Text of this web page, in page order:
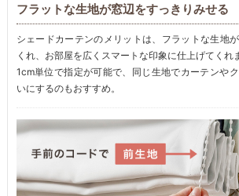
フラットな生地が窓辺をすっきりみせる
シェードカーテンのメリットは、フラットな生地
くれ、お部屋を広くスマートな印象に仕上げてくれ
1cm単位で指定が可能で、同じ生地でカーテンや
いにするのもおすすめ。